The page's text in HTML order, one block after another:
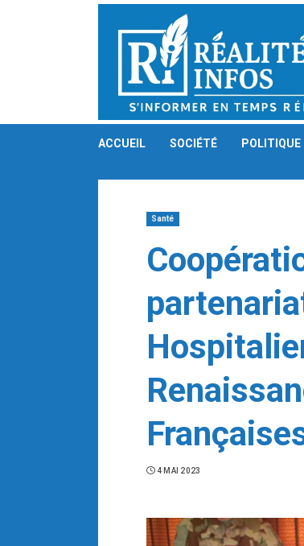
ACCUEIL SOCIÉTÉ POLITIQUE
Santé
4 MAI 2023